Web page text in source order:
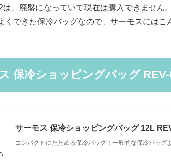
、廃盤になっていて現在は購入できません。
くできた保冷バッグなので、サーモスには
保冷ショッピングバッグ REV-
サーモス 保冷ショッピングバッグ 12L
コンパクトにたためる保冷バッグ！一般的な保冷バッグ